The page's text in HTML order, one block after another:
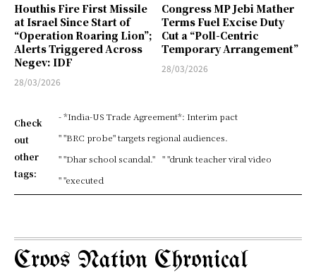
Houthis Fire First Missile
at Israel Since Start of
“Operation Roaring Lion”;
Alerts Triggered Across
Negev: IDF
28/03/2026
Congress MP Jebi Mather
Terms Fuel Excise Duty
Cut a “Poll-Centric
Temporary Arrangement”
28/03/2026
Check
out
other
tags:
- *India-US Trade Agreement*: Interim pact
" "BRC probe" targets regional audiences.
" "Dhar school scandal." " "drunk teacher viral video
" "executed
Croos Nation Chronical